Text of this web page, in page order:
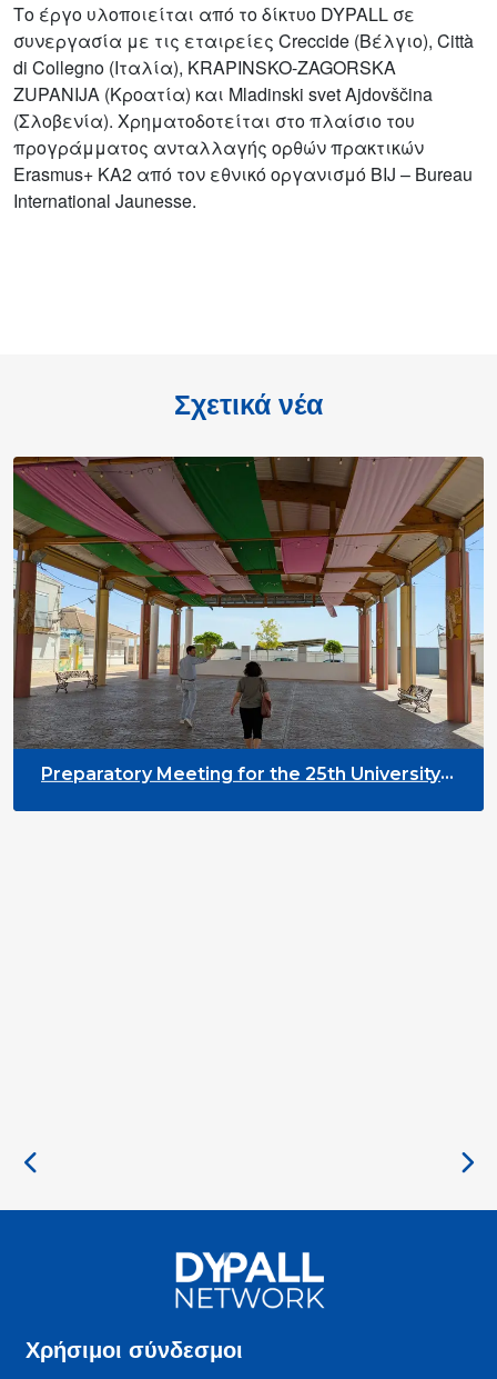
Το έργο υλοποιείται από το δίκτυο DYPALL σε
συνεργασία με τις εταιρείες Creccide (Βέλγιο), Città
di Collegno (Ιταλία), KRAPINSKO-ZAGORSKA
ZUPANIJA (Κροατία) και Mladinski svet Ajdovščina
(Σλοβενία). Χρηματοδοτείται στο πλαίσιο του
προγράμματος ανταλλαγής ορθών πρακτικών
Erasmus+ KA2 από τον εθνικό οργανισμό BIJ – Bureau
International Jaunesse.
Σχετικά νέα
Preparatory Meeting for the 25th University
Χρήσιμοι σύνδεσμοι